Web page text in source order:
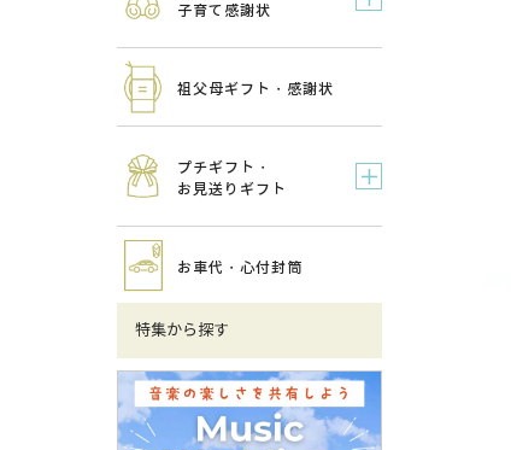
子育て感謝状
祖父母ギフト・感謝状
プチギフト・
お見送りギフト
お車代・心付封筒
特集から探す